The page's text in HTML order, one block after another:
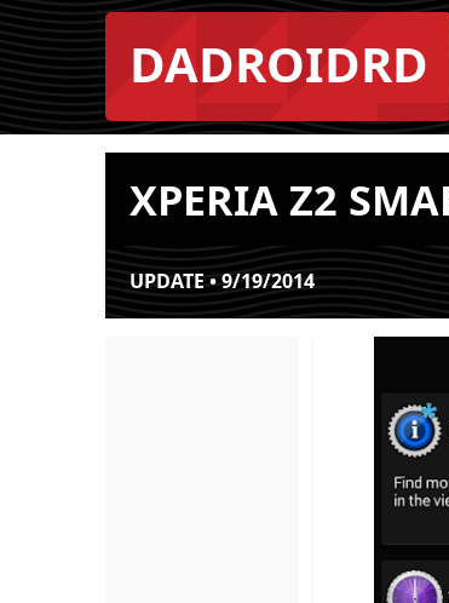
DADROIDRD
XPERIA Z2
UPDATE • 9/19/2014